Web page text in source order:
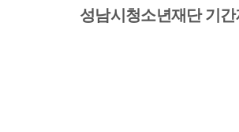
성남시청소년재단 기